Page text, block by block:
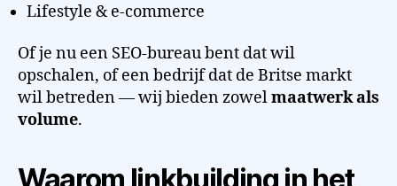
Lifestyle & e-commerce
Of je nu een SEO-bureau bent dat wil
opschalen, of een bedrijf dat de Britse markt
wil betreden — wij bieden zowelmaatwerk als
volume.